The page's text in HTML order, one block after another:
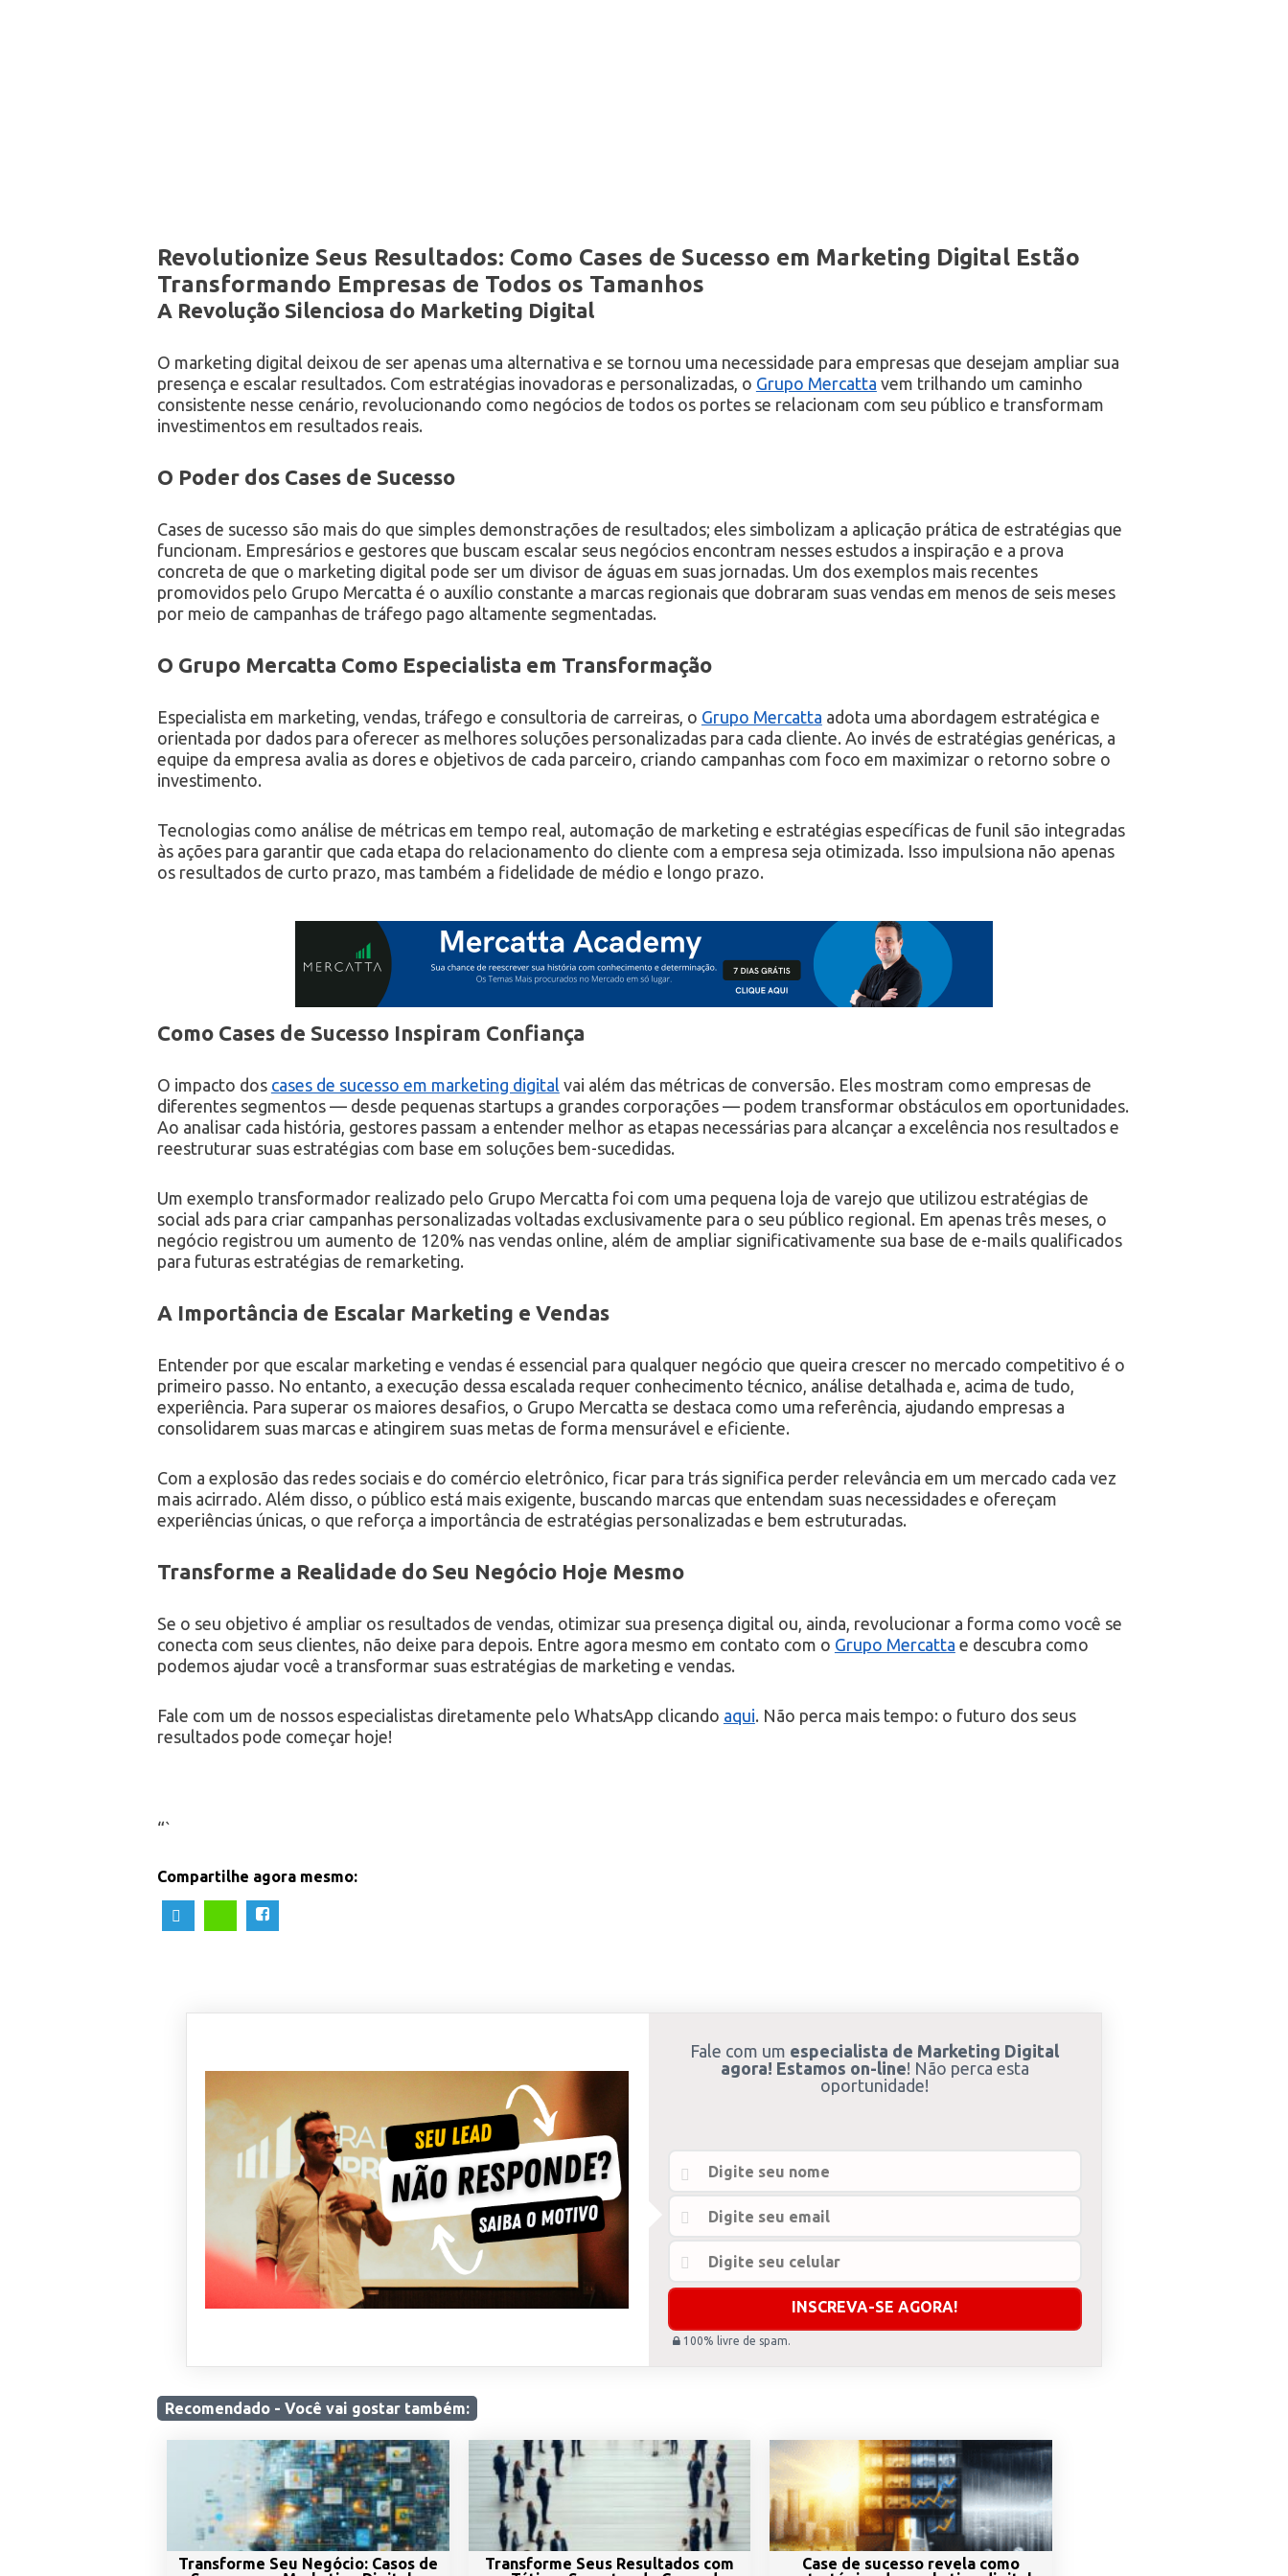
Revolutionize Seus Resultados: Como Cases de Sucesso em Marketing Digital Estão
Transformando Empresas de Todos os Tamanhos
A Revolução Silenciosa do Marketing Digital
O marketing digital deixou de ser apenas uma alternativa e se tornou uma necessidade para empresas que desejam ampliar sua
presença e escalar resultados. Com estratégias inovadoras e personalizadas, o Grupo Mercatta vem trilhando um caminho
consistente nesse cenário, revolucionando como negócios de todos os portes se relacionam com seu público e transformam
investimentos em resultados reais.
O Poder dos Cases de Sucesso
Cases de sucesso são mais do que simples demonstrações de resultados; eles simbolizam a aplicação prática de estratégias que
funcionam. Empresários e gestores que buscam escalar seus negócios encontram nesses estudos a inspiração e a prova
concreta de que o marketing digital pode ser um divisor de águas em suas jornadas. Um dos exemplos mais recentes
promovidos pelo Grupo Mercatta é o auxílio constante a marcas regionais que dobraram suas vendas em menos de seis meses
por meio de campanhas de tráfego pago altamente segmentadas.
O Grupo Mercatta Como Especialista em Transformação
Especialista em marketing, vendas, tráfego e consultoria de carreiras, o Grupo Mercatta adota uma abordagem estratégica e
orientada por dados para oferecer as melhores soluções personalizadas para cada cliente. Ao invés de estratégias genéricas, a
equipe da empresa avalia as dores e objetivos de cada parceiro, criando campanhas com foco em maximizar o retorno sobre o
investimento.
Tecnologias como análise de métricas em tempo real, automação de marketing e estratégias específicas de funil são integradas
às ações para garantir que cada etapa do relacionamento do cliente com a empresa seja otimizada. Isso impulsiona não apenas
os resultados de curto prazo, mas também a fidelidade de médio e longo prazo.
Como Cases de Sucesso Inspiram Confiança
O impacto dos cases de sucesso em marketing digital vai além das métricas de conversão. Eles mostram como empresas de
diferentes segmentos — desde pequenas startups a grandes corporações — podem transformar obstáculos em oportunidades.
Ao analisar cada história, gestores passam a entender melhor as etapas necessárias para alcançar a excelência nos resultados e
reestruturar suas estratégias com base em soluções bem-sucedidas.
Um exemplo transformador realizado pelo Grupo Mercatta foi com uma pequena loja de varejo que utilizou estratégias de
social ads para criar campanhas personalizadas voltadas exclusivamente para o seu público regional. Em apenas três meses, o
negócio registrou um aumento de 120% nas vendas online, além de ampliar significativamente sua base de e-mails qualificados
para futuras estratégias de remarketing.
A Importância de Escalar Marketing e Vendas
Entender por que escalar marketing e vendas é essencial para qualquer negócio que queira crescer no mercado competitivo é o
primeiro passo. No entanto, a execução dessa escalada requer conhecimento técnico, análise detalhada e, acima de tudo,
experiência. Para superar os maiores desafios, o Grupo Mercatta se destaca como uma referência, ajudando empresas a
consolidarem suas marcas e atingirem suas metas de forma mensurável e eficiente.
Com a explosão das redes sociais e do comércio eletrônico, ficar para trás significa perder relevância em um mercado cada vez
mais acirrado. Além disso, o público está mais exigente, buscando marcas que entendam suas necessidades e ofereçam
experiências únicas, o que reforça a importância de estratégias personalizadas e bem estruturadas.
Transforme a Realidade do Seu Negócio Hoje Mesmo
Se o seu objetivo é ampliar os resultados de vendas, otimizar sua presença digital ou, ainda, revolucionar a forma como você se
conecta com seus clientes, não deixe para depois. Entre agora mesmo em contato com o Grupo Mercatta e descubra como
podemos ajudar você a transformar suas estratégias de marketing e vendas.
Fale com um de nossos especialistas diretamente pelo WhatsApp clicando aqui. Não perca mais tempo: o futuro dos seus
resultados pode começar hoje!
“`
Compartilhe agora mesmo:
Fale com um especialista de Marketing Digital
agora! Estamos on-line! Não perca esta
oportunidade!
100% livre de spam.
Recomendado - Você vai gostartambém:
Transforme Seu Negócio: Casos de
Transforme Seus Resultados com
Case de sucesso revela como